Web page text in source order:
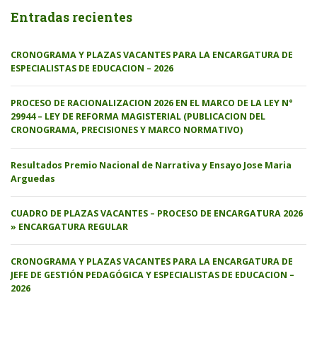
Entradas recientes
CRONOGRAMA Y PLAZAS VACANTES PARA LA ENCARGATURA DE
ESPECIALISTAS DE EDUCACION – 2026
PROCESO DE RACIONALIZACION 2026 EN EL MARCO DE LA LEY N°
29944 – LEY DE REFORMA MAGISTERIAL (PUBLICACION DEL
CRONOGRAMA, PRECISIONES Y MARCO NORMATIVO)
Resultados Premio Nacional de Narrativa y Ensayo Jose Maria
Arguedas
CUADRO DE PLAZAS VACANTES – PROCESO DE ENCARGATURA 2026
» ENCARGATURA REGULAR
CRONOGRAMA Y PLAZAS VACANTES PARA LA ENCARGATURA DE
JEFE DE GESTIÓN PEDAGÓGICA Y ESPECIALISTAS DE EDUCACION –
2026